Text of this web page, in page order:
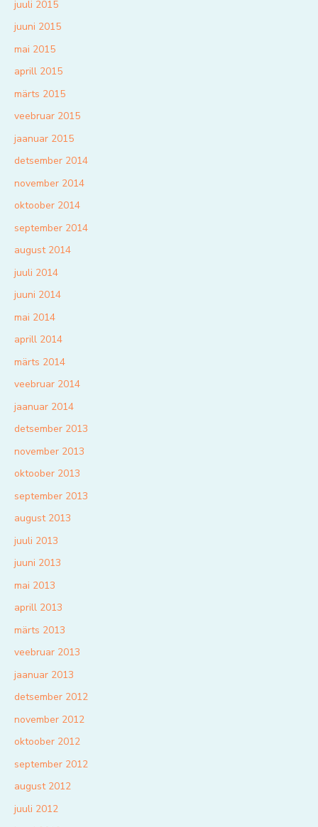
juuli 2015
juuni 2015
mai 2015
aprill 2015
märts 2015
veebruar 2015
jaanuar 2015
detsember 2014
november 2014
oktoober 2014
september 2014
august 2014
juuli 2014
juuni 2014
mai 2014
aprill 2014
märts 2014
veebruar 2014
jaanuar 2014
detsember 2013
november 2013
oktoober 2013
september 2013
august 2013
juuli 2013
juuni 2013
mai 2013
aprill 2013
märts 2013
veebruar 2013
jaanuar 2013
detsember 2012
november 2012
oktoober 2012
september 2012
august 2012
juuli 2012